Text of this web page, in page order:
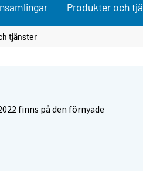
Produkter och tjä
tjänster
finns på den förnyade